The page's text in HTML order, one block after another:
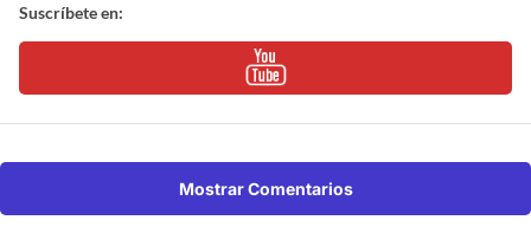
Suscríbete en:
Mostrar Comentarios